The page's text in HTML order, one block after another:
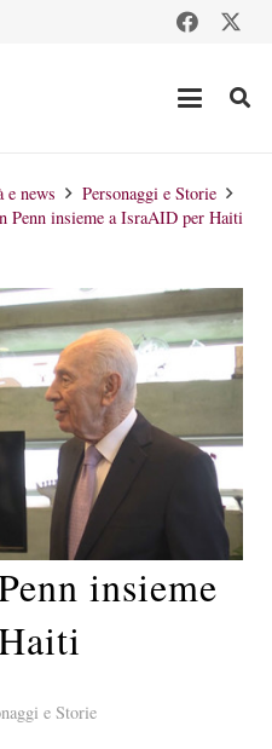
e news
Personaggi e Storie
Penn insieme a IsraAID per Haiti
insieme
e Storie